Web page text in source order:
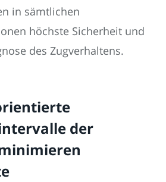
in sämtlichen
höchste Sicherheit und
des Zugverhaltens.
der